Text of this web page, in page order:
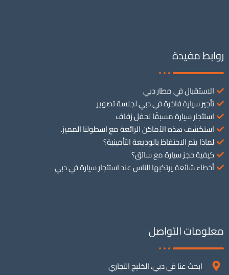
روابط مفيدة
الاستقبال في مطار دبي
تأجير سيارة فاخرة في دبي لجلسة تصوير
استئجار سيارة مسبقًا لحفل زفاف
استكشف هذه الأماكن الرائعة مع اسطولنا المميز.
لماذا يتم الاحتفاظ بالوديعة التأمينية؟
كيفية حجز سيارة مع سائق؟
أخطاء شائعة يرتكبها الناس عند استئجار سيارة في دبي
معلومات التواصل
ابحث عنا في دبي، الخليج التجاري